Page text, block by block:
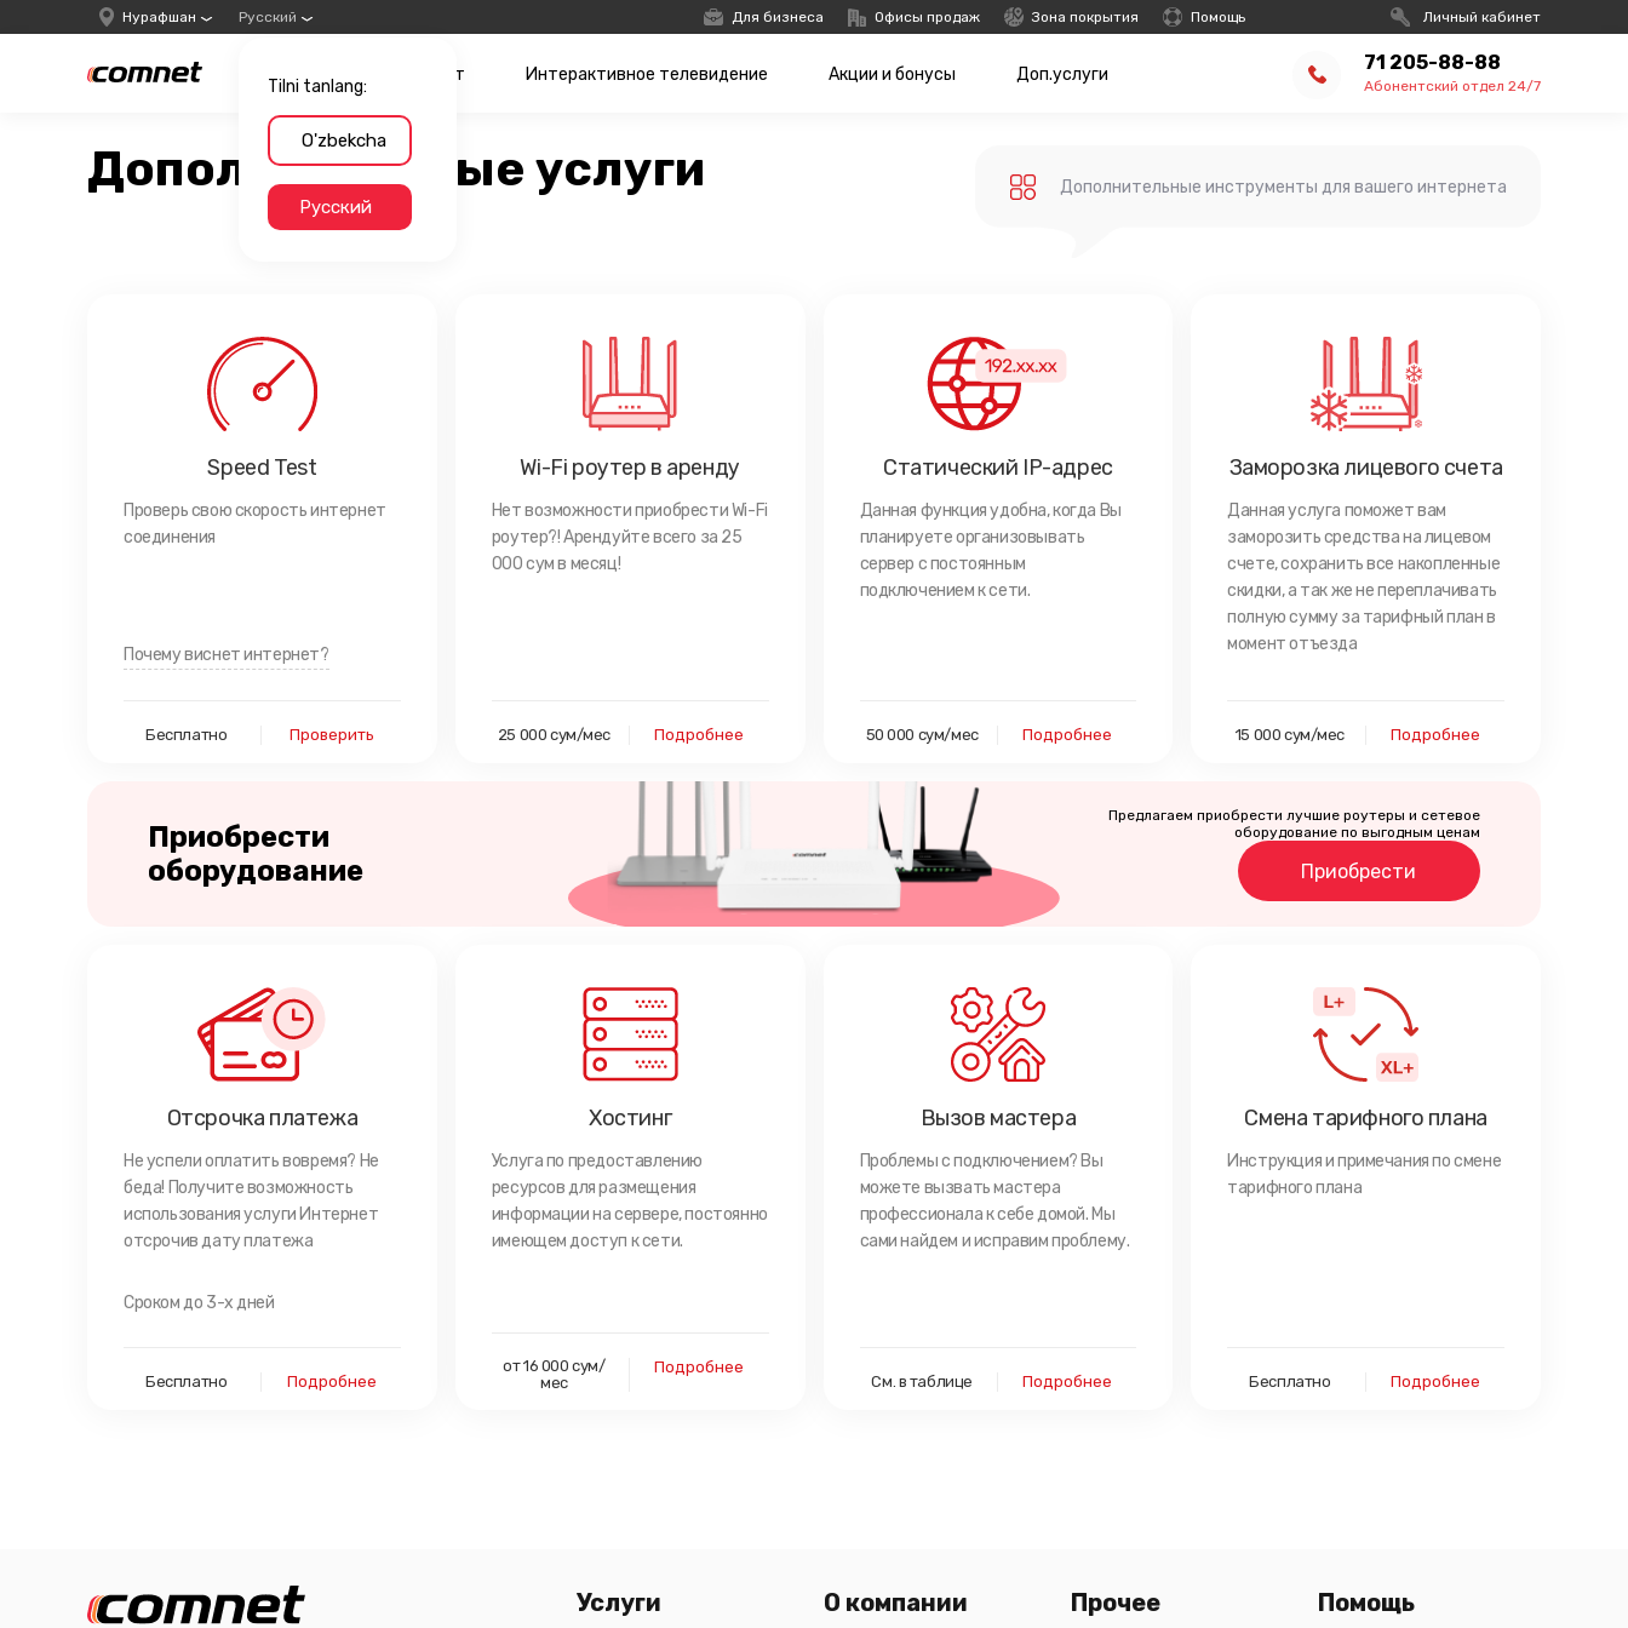
Нурафшан Русский
Tilni tanlang:
O'zbekcha
Русский
Для бизнеса Офисы продаж Зона покрытия Помощь Личный кабинет
Интернет Интерактивное телевидение Акции и бонусы Доп.услуги 71 205-88-88
Абонентский отдел 24/7
Дополнительные услуги Дополнительные инструменты для вашего интернета
Speed Test
Проверь свою скорость интернет
соединения
Почему виснет интернет?
Бесплатно Проверить
Wi-Fi роутер в аренду
Нет возможности приобрести Wi-Fi
роутер?! Арендуйте всего за 25
000 сум в месяц!
25 000 сум/мес Подробнее
Статический IP-адрес
Данная функция удобна, когда Вы
планируете организовывать
сервер с постоянным
подключением к сети.
50 000 сум/мес Подробнее
Заморозка лицевого счета
Данная услуга поможет вам
заморозить средства на лицевом
счете, сохранить все накопленные
скидки, а так же не переплачивать
полную сумму за тарифный план в
момент отъезда
15 000 сум/мес Подробнее
Приобрести
оборудование
Предлагаем приобрести лучшие роутеры и сетевое
оборудование по выгодным ценам
Приобрести
Отсрочка платежа
Не успели оплатить вовремя? Не
беда! Получите возможность
использования услуги Интернет
отсрочив дату платежа
Сроком до 3-х дней
Бесплатно Подробнее
Хостинг
Услуга по предоставлению
ресурсов для размещения
информации на сервере, постоянно
имеющем доступ к сети.
от 16 000 сум/
мес
Подробнее
Вызов мастера
Проблемы с подключением? Вы
можете вызвать мастера
профессионала к себе домой. Мы
сами найдем и исправим проблему.
См. в таблице Подробнее
Смена тарифного плана
Инструкция и примечания по смене
тарифного плана
Бесплатно Подробнее
Услуги О компании Прочее Помощь